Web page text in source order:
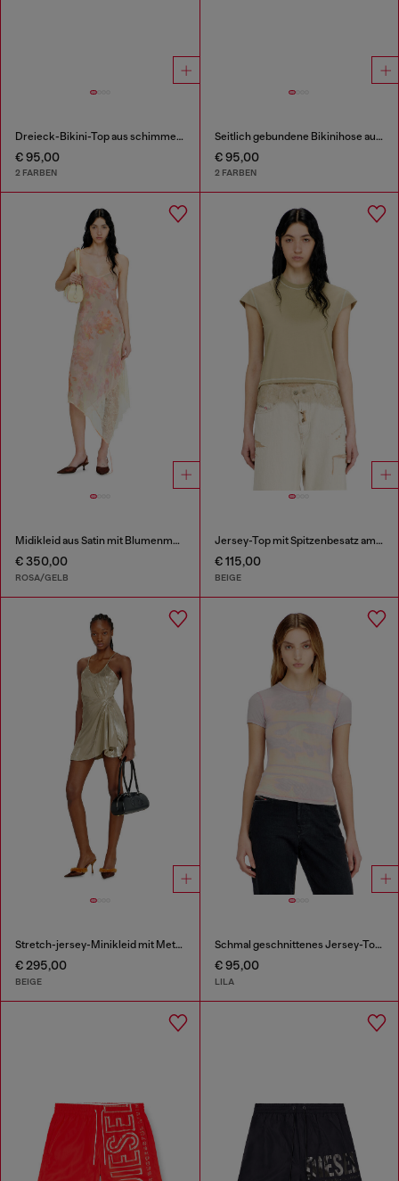
Dreieck-Bikini-Top aus schimmerndem Stoff
€ 95,00
2 FARBEN
Seitlich gebundene Bikinihose aus schimmerndem Stoff
€ 95,00
2 FARBEN
Midikleid aus Satin mit Blumenmuster und Spitzenbesatz
€ 350,00
ROSA/GELB
Jersey-Top mit Spitzenbesatz am Saum
€ 115,00
BEIGE
Stretch-jersey-Minikleid mit Metallic-Finish
€ 295,00
BEIGE
Schmal geschnittenes Jersey-Top mit Grafikdruck
€ 95,00
LILA